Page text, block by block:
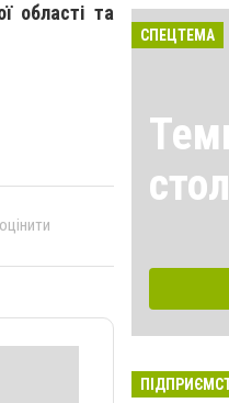
області та
СПЕЦТЕМА